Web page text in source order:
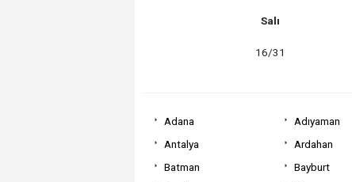
Salı
16/31
Adana Adıyaman
Antalya
Ardahan
Batman
Bayburt